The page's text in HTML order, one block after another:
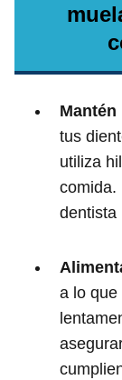
tus
utiliza
comida.
dentista
a lo que